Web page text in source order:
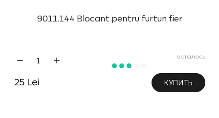
9011.144 Blocant pentru furtun fier
осталось
25 Lei КУПИТЬ